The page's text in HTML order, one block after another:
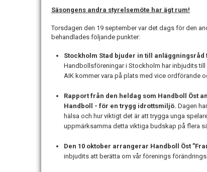
Säsongens andra styrelsemöte har ägt rum!
Torsdagen den 19 september var det dags för den
behandlades följande punkter:
Stockholm Stad bjuder in till
Handbollsföreningar i Stockholm har inbjudits
AIK kommer vara på plats med vice ordförande
Rapport från den heldag som Handboll Öst
Handboll - för en trygg idrottsmiljö. Dagen
hälsa och hur viktigt det är att trygga unga
uppmärksamma detta viktiga budskap på flera
Den 10 oktober arrangerar Handboll Öst
inbjudits att berätta om vår förenings